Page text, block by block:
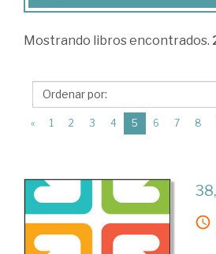
de
la
John
Wiley
&
Inc.
Mostrando libros encontrados.
« 1 2 3 4 5 (current)
6 7 8